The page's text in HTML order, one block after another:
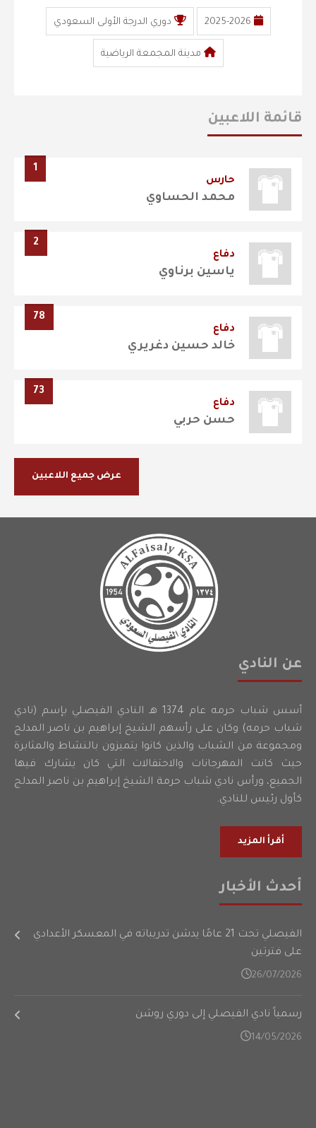
2025-2026 دوري الدرجة الأولى السعودي
مدينة المجمعة الرياضية
قائمة اللاعبين
1
حارس
محمد الحساوي
2
دفاع
ياسين برناوي
78
دفاع
خالد حسين دغريري
73
دفاع
حسن حربي
عرض جميع اللاعبين
عن النادي
أسس شباب حرمه عام 1374 هـ النادي الفيصلي بإسم (نادي
شباب حرمه) وكان على رأسهم الشيخ إبراهيم بن ناصر المدلج
ومجموعة من الشباب والذين كانوا يتميزون بالنشاط والمثابرة
حيث كانت المهرجانات والاحتفالات التي كان يشارك فيها
الجميع، ورأس نادي شباب حرمة الشيخ إبراهيم بن ناصر المدلج
كأول رئيس للنادي.
أقرأ المزيد
أحدث الأخبار
الفيصلي تحت 21 عامًا يدشن تدريباته في المعسكر الأعدادي
على فترتين
26/07/2026
رسمياً نادي الفيصلي إلى دوري روشن
14/05/2026